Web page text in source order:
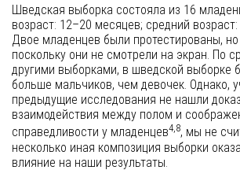
Шведская выборка состояла из 16
возраст: 12–20 месяцев; средний
Двое младенцев были протестированы,
поскольку они не смотрели на экран. По
другими выборками, в шведской выборке
больше мальчиков, чем девочек. Однако,
предыдущие исследования не нашли
взаимодействия между полом и
справедливости у младенцев4,8, мы не
несколько иная композиция выборки
влияние на наши результаты.